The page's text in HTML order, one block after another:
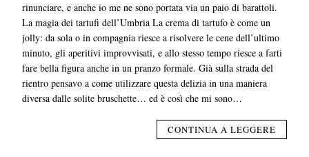
rinunciare, e anche io me ne sono portata via un paio di barattoli.
La magia dei tartufi dell’Umbria La crema di tartufo è come un
jolly: da sola o in compagnia riesce a risolvere le cene dell’ultimo
minuto, gli aperitivi improvvisati, e allo stesso tempo riesce a farti
fare bella figura anche in un pranzo formale. Già sulla strada del
rientro pensavo a come utilizzare questa delizia in una maniera
diversa dalle solite bruschette… ed è così che mi sono…
CONTINUA A LEGGERE